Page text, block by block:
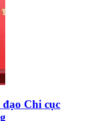
Chi cục